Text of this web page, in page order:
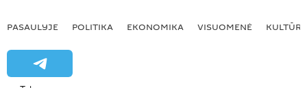
PASAULYJE POLITIKA EKONOMIKA VISUOMENĖ KULTŪRA